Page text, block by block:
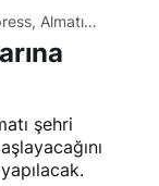
finallere
Almatı
Temmuz’da
şehri